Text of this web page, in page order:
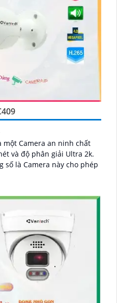
một Camera an ninh chất
và độ phân giải Ultra 2k.
là Camera này cho phép